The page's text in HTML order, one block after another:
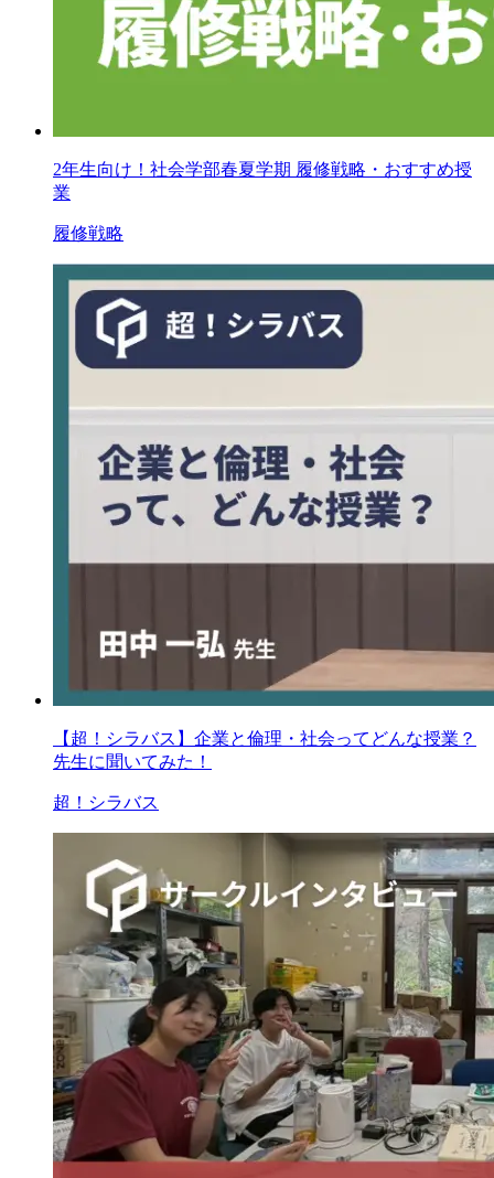
2年生向け！社会学部春夏学期 履修戦略・おすすめ授
業
履修戦略
【超！シラバス】企業と倫理・社会ってどんな授業？
先生に聞いてみた！
超！シラバス